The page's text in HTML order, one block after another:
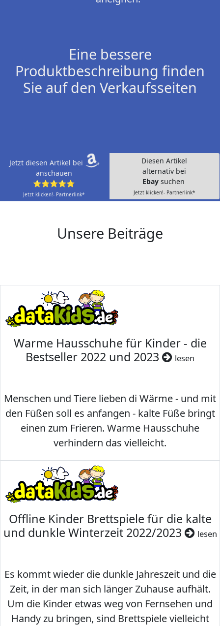
Eine bessere
Produktbeschreibung finden
Sie auf den Verkaufsseiten
Jetzt diesen Artikel bei
anschauen
⭐⭐⭐⭐⭐
Jetzt klicken!- Partnerlink*
Diesen Artikel
alternativ bei
Ebay suchen
Jetzt klicken!- Partnerlink*
Unsere Beiträge
Warme Hausschuhe für Kinder - die
Bestseller 2022 und 2023
lesen
Menschen und Tiere lieben di Wärme - und mit
den Füßen soll es anfangen - kalte Füße bringt
einen zum Frieren. Warme Hausschuhe
verhindern das vielleicht.
Offline Kinder Brettspiele für die kalte
und dunkle Winterzeit 2022/2023
lesen
Es kommt wieder die dunkle Jahreszeit und die
Zeit, in der man sich länger Zuhause aufhält.
Um die Kinder etwas weg von Fernsehen und
Handy zu bringen, sind Brettspiele vielleicht